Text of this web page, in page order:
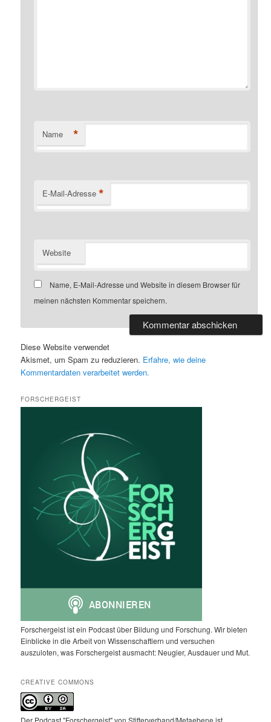
Name *
E-Mail-Adresse *
Website
Name, E-Mail-Adresse und Website in diesem Browser für
meinen nächsten Kommentar speichern.
Diese Website verwendet
Akismet, um Spam zu reduzieren. Erfahre, wie deine
Kommentardaten verarbeitet werden.
FORSCHERGEIST
Forschergeist ist ein Podcast über Bildung und Forschung. Wir bieten
Einblicke in die Arbeit von Wissenschaftlern und versuchen
auszuloten, was Forschergeist ausmacht: Neugier, Ausdauer und Mut.
CREATIVE COMMONS